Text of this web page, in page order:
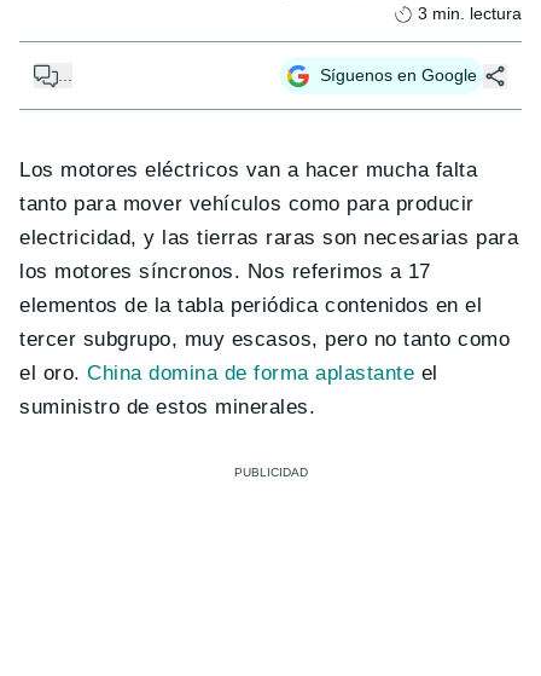
3 min. lectura
... Síguenos en Google
Los motores eléctricos van a hacer mucha falta
tanto para mover vehículos como para producir
electricidad, y las tierras raras son necesarias para
los motores síncronos. Nos referimos a 17
elementos de la tabla periódica contenidos en el
tercer subgrupo, muy escasos, pero no tanto como
el oro.China domina de forma aplastante el
suministro de estos minerales.